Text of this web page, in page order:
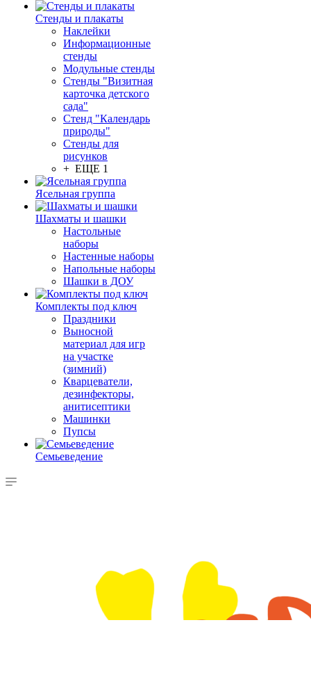
Стенды и плакаты
Наклейки
Информационные
стенды
Модульные стенды
Стенды "Визитная
карточка детского
сада"
Стенд "Календарь
природы"
Стенды для
рисунков
+ ЕЩЕ 1
Ясельная группа
Шахматы и шашки
Настольные
наборы
Настенные наборы
Напольные наборы
Шашки в ДОУ
Комплекты под ключ
Праздники
Выносной
материал для игр
на участке
(зимний)
Кварцеватели,
дезинфекторы,
анитисептики
Машинки
Пупсы
Семьеведение